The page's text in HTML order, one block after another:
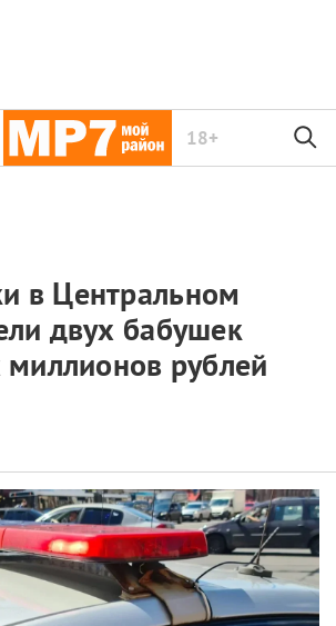
18+
в Центральном
двух бабушек
миллионов рублей